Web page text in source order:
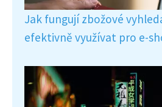
Jak fungují zbožové
efektivně využívat pro e-